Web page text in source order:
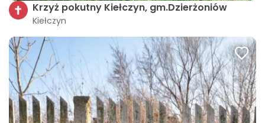
Krzyż pokutny Kiełczyn, gm.Dzierżoniów
Kiełczyn